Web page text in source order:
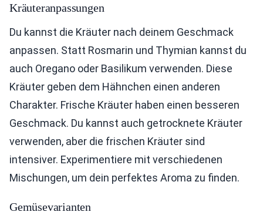
Kräuteranpassungen
Du kannst die Kräuter nach deinem Geschmack
anpassen. Statt Rosmarin und Thymian kannst du
auch Oregano oder Basilikum verwenden. Diese
Kräuter geben dem Hähnchen einen anderen
Charakter. Frische Kräuter haben einen besseren
Geschmack. Du kannst auch getrocknete Kräuter
verwenden, aber die frischen Kräuter sind
intensiver. Experimentiere mit verschiedenen
Mischungen, um dein perfektes Aroma zu finden.
Gemüsevarianten